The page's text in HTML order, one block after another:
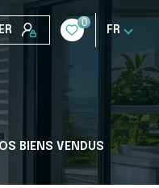
0
FR
BIENS VENDUS